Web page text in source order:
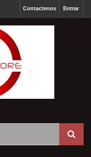
Entrar
Contactenos